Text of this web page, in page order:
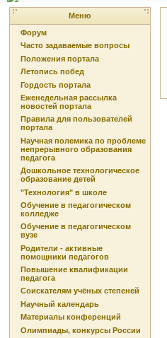
Меню
Форум
Часто задаваемые вопросы
Положения портала
Летопись побед
Гордость портала
Еженедельная рассылка
новостей портала
Правила для пользователей
портала
Научная полемика по проблеме
непрерывного образования
педагога
Дошкольное технологическое
образование детей
"Технология" в школе
Обучение в педагогическом
колледже
Обучение в педагогическом
вузе
Родители - активные
помощники педагогов
Повышение квалификации
педагога
Соискателям учёных степеней
Научный календарь
Материалы конференций
Олимпиады, конкурсы России